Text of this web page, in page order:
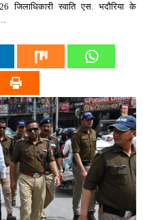
स्वाति एस. भदौरिया के